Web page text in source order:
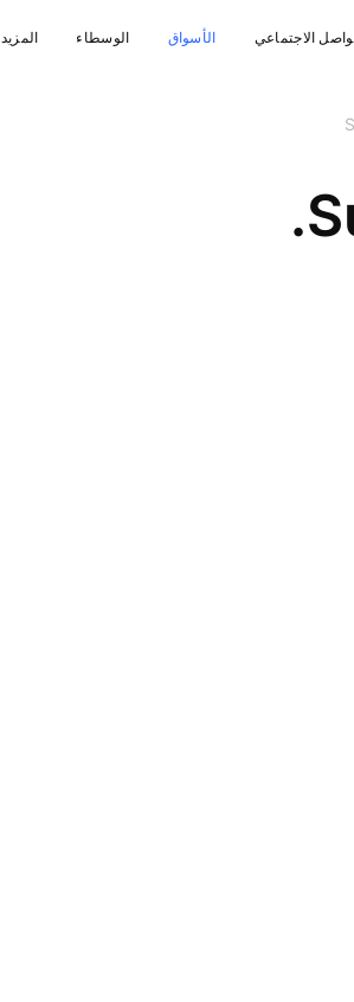
الاجتماعي الأسواق الوسطاء المزيد